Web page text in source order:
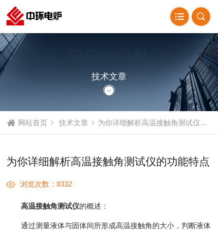
ARTICLE
技术文章
网站首页 技术文章 为你详细解析高温接触角测试仪的功能特点
为你详细解析高温接触角测试仪的功能特点
浏览次数：8332
高温接触角测试仪的概述：
通过测量液体与固体间所形成高温接触角的大小，判断液体